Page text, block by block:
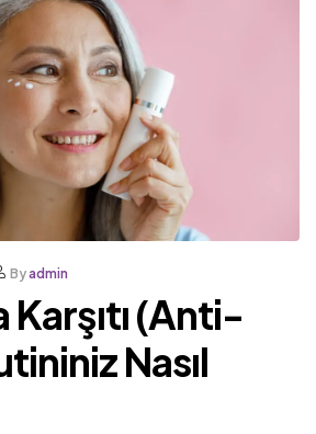
Byadmin
Karşıtı (Anti-
Nasıl